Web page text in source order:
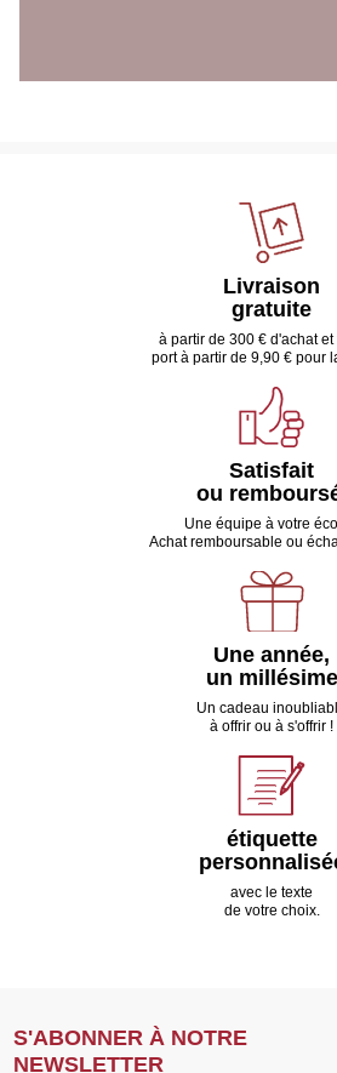
Livraison
gratuite
à partir de 300 € d'achat et
port à partir de 9,90 € pour
Satisfait
ou
Une équipe à votre
Achat remboursable ou
Une année,
un millésime
Un cadeau
à offrir ou à s'offrir !
étiquette
avec le texte
de votre choix.
S'ABONNER À NOTRE
NEWSLETTER